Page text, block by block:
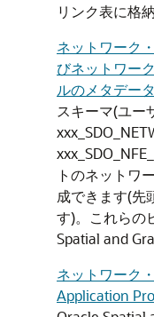
リンク表に格
ネットワーク
びネットワー
ルのメタデー
スキーマ(ユー
トのネットワ
成できます(先
す)。これらの
Spatial and
ネットワーク
Application